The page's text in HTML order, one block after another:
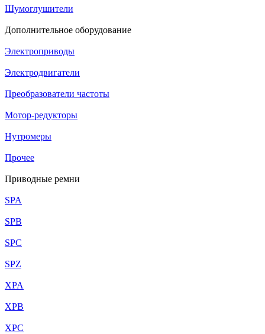
Шумоглушители
Дополнительное оборудование
Электроприводы
Электродвигатели
Преобразователи частоты
Мотор-редукторы
Нутромеры
Прочее
Приводные ремни
SPA
SPB
SPC
SPZ
XPA
XPB
XPC